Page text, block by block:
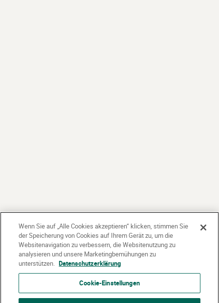
Wenn Sie auf „Alle Cookies akzeptieren“ klicken, stimmen Sie
der Speicherung von Cookies auf Ihrem Gerät zu, um die
Websitenavigation zu verbessern, die Websitenutzung zu
analysieren und unsere Marketingbemühungen zu
unterstützen. Datenschutzerklärung
Cookie-Einstellungen